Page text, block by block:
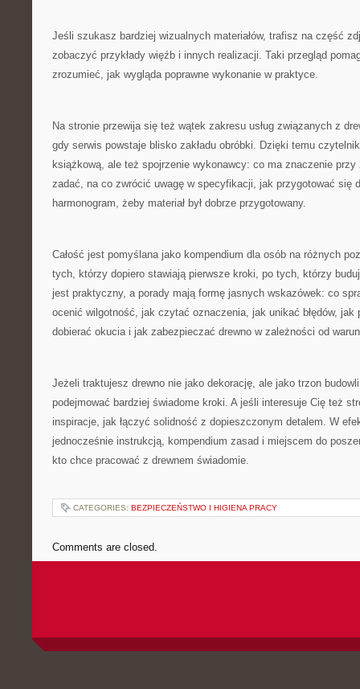
Jeśli szukasz bardziej wizualnych materiałów, trafisz na część
zobaczyć przykłady więźb i innych realizacji. Taki przegląd
zrozumieć, jak wygląda poprawne wykonanie w praktyce.
Na stronie przewija się też wątek zakresu usług związanych z
gdy serwis powstaje blisko zakładu obróbki. Dzięki temu
książkową, ale też spojrzenie wykonawcy: co ma znaczenie
zadać, na co zwrócić uwagę w specyfikacji, jak przygotować się
harmonogram, żeby materiał był dobrze przygotowany.
Całość jest pomyślana jako kompendium dla osób na różnych
tych, którzy dopiero stawiają pierwsze kroki, po tych, którzy
jest praktyczny, a porady mają formę jasnych wskazówek: co
ocenić wilgotność, jak czytać oznaczenia, jak unikać błędów, jak
dobierać okucia i jak zabezpieczać drewno w zależności od
Jeżeli traktujesz drewno nie jako dekorację, ale jako trzon
podejmować bardziej świadome kroki. A jeśli interesuje Cię też
inspiracje, jak łączyć solidność z dopieszczonym detalem. W
jednocześnie instrukcją, kompendium zasad i miejscem do
kto chce pracować z drewnem świadomie.
CATEGORIES: BEZPIECZEŃSTWO I HIGIENA PRACY
Comments are closed.